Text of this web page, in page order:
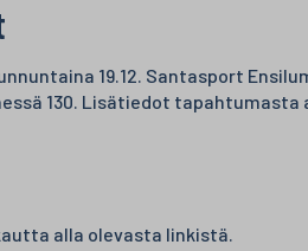
19.12. Santasport
130. Lisätiedot tapahtumasta
alla olevasta linkistä.